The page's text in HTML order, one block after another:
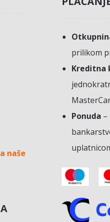
naše
prilikom
Kreditna
Ponuda